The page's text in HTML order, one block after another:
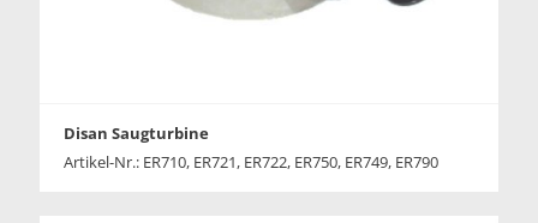
Disan Saugturbine
Artikel-Nr.: ER710, ER721, ER722, ER750, ER749, ER790